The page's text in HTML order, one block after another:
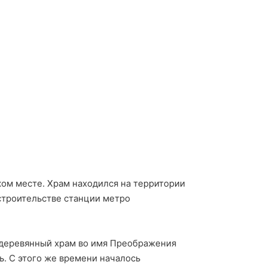
месте. Храм находился на территории
станции метро
храм во имя Преображения
С этого же времени началось